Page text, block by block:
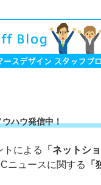
ハウ発信中！
トによる
「ネットシ
ニュースに関する 「